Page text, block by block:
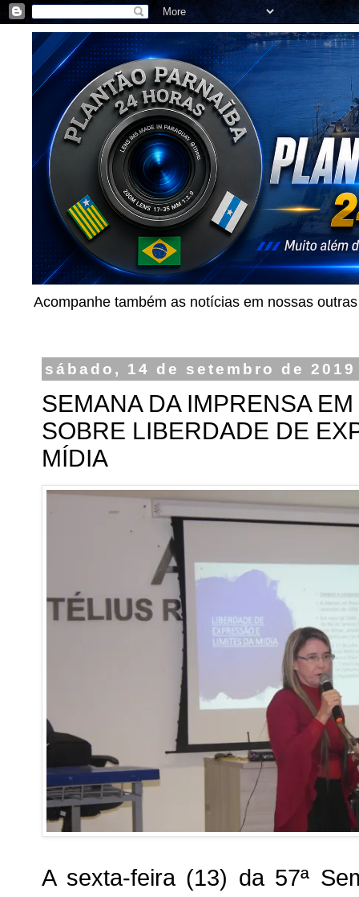
Acompanhe também as notícias em nossas
sábado, 14 de setembro de 2019
SEMANA DA IMPRENSA
SOBRE LIBERDADE DE
MÍDIA
A sexta-feira (13) da 57ª